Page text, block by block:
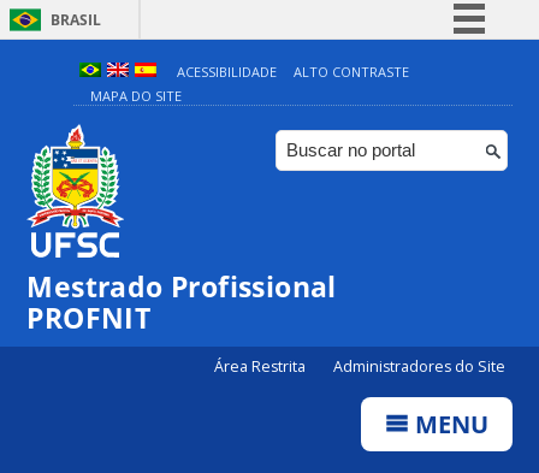
BRASIL
Simplifique!
Comunica BR
Participe
ACESSIBILIDADE
ALTO CONTRASTE
MAPA DO SITE
Mestrado Profissional
PROFNIT
Área Restrita Administradores do Site
MENU